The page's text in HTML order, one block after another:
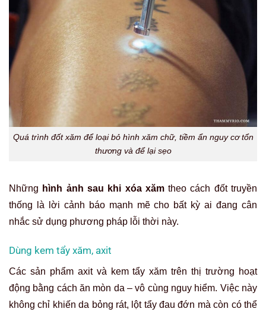
Quá trình đốt xăm để loại bỏ hình xăm chữ, tiềm ẩn nguy cơ tổn
thương và để lại sẹo
Những hình ảnh sau khi xóa xămtheo cách đốt truyền
thống là lời cảnh báo mạnh mẽ cho bất kỳ ai đang cân
nhắc sử dụng phương pháp lỗi thời này.
Dùng kem tẩy xăm, axit
Các sản phẩm axit và kem tẩy xăm trên thị trường hoạt
động bằng cách ăn mòn da – vô cùng nguy hiểm. Việc này
không chỉ khiến da bỏng rát, lột tẩy đau đớn mà còn có thể